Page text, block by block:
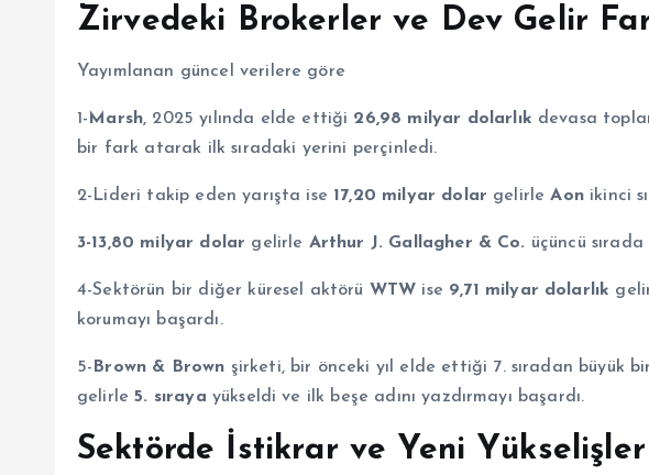
Zirvedeki Brokerler ve Dev Gelir
Yayımlanan güncel verilere göre
1-Marsh, 2025 yılında elde ettiği 26,98 milyar dolarlık devasa
bir fark atarak ilk sıradaki yerini perçinledi.
2-Lideri takip eden yarışta ise 17,20 milyar dolar gelirleAonikinci
3-13,80 milyar dolar gelirle Arthur J. Gallagher & Co. üçüncü sırada
4-Sektörün bir diğer küresel aktörü WTW ise 9,71 milyar dolarlık
korumayı başardı.
5-Brown & Brown şirketi, bir önceki yıl elde ettiği 7. sıradan büyük
gelirle5. sıraya yükseldi ve ilk beşe adını yazdırmayı başardı.
Sektörde İstikrar ve Yeni Yükselişler